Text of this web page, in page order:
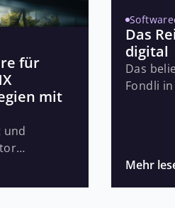
für
mit
und
Das
digital
Das
Fondli
alle
Mehr